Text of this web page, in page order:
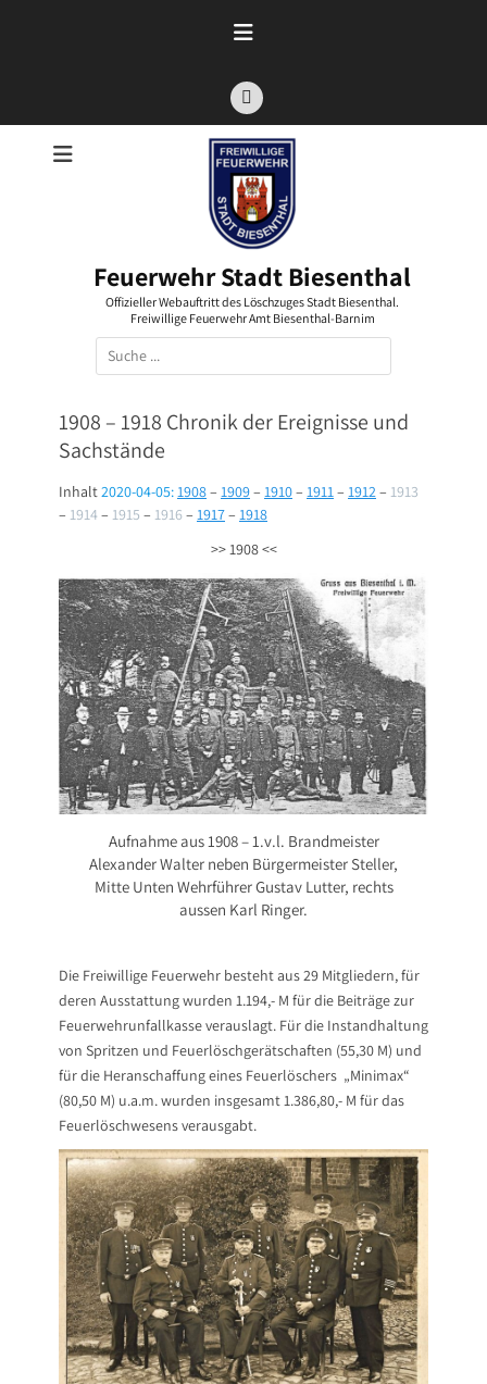
Facebook
Feuerwehr Stadt Biesenthal
Offizieller Webauftritt des Löschzuges Stadt Biesenthal.
Freiwillige Feuerwehr Amt Biesenthal-Barnim
Suchen
nach:
1908 – 1918 Chronik der Ereignisse und
Sachstände
Inhalt2020-04-05:1908– 1909– 1910– 1911– 1912– 1913
– 1914 – 1915 – 1916 – 1917– 1918
>> 1908 <<
Aufnahme aus 1908 – 1.v.l. Brandmeister
Alexander Walter neben Bürgermeister Steller,
Mitte Unten Wehrführer Gustav Lutter, rechts
aussen Karl Ringer.
Die Freiwillige Feuerwehr besteht aus 29 Mitgliedern, für
deren Ausstattung wurden 1.194,- M für die Beiträge zur
Feuerwehrunfallkasse verauslagt. Für die Instandhaltung
von Spritzen und Feuerlöschgerätschaften (55,30 M) und
für die Heranschaffung eines Feuerlöschers „Minimax“
(80,50 M) u.a.m. wurden insgesamt 1.386,80,- M für das
Feuerlöschwesens verausgabt.